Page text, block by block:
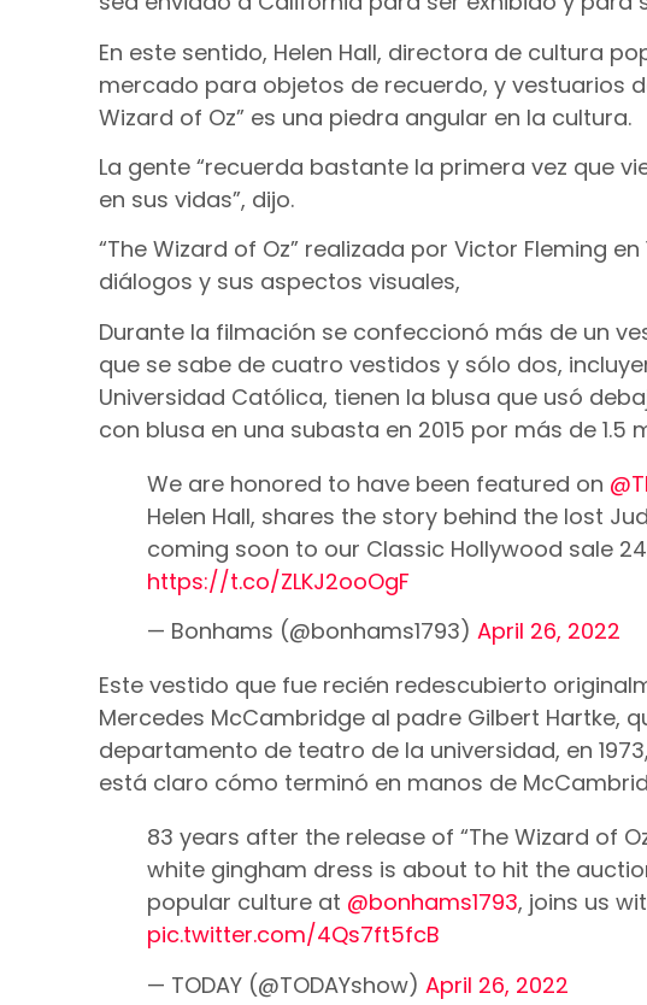
En este sentido, Helen Hall, directora de cultura
mercado para objetos de recuerdo, y vestuarios
Wizard of Oz” es una piedra angular en la cultura.
La gente “recuerda bastante la primera vez que
en sus vidas”, dijo.
“The Wizard of Oz” realizada por Victor Fleming
diálogos y sus aspectos visuales,
Durante la filmación se confeccionó más de un
que se sabe de cuatro vestidos y sólo dos,
Universidad Católica, tienen la blusa que usó
con blusa en una subasta en 2015 por más de 1.5
We are honored to have been featured on
Helen Hall, shares the story behind the lost
coming soon to our Classic Hollywood sale
https://t.co/ZLKJ2ooOgF
— Bonhams (@bonhams1793) April 26, 2022
Este vestido que fue recién redescubierto
Mercedes McCambridge al padre Gilbert Hartke,
departamento de teatro de la universidad, en
está claro cómo terminó en manos de
83 years after the release of “The Wizard of
white gingham dress is about to hit the
popular culture at @bonhams1793, joins us
pic.twitter.com/4Qs7ft5fcB
— TODAY (@TODAYshow) April 26, 2022